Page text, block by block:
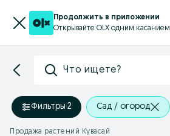
Продолжить в приложении
Открывайте OLX одним касанием
Что ищете?
Фильтры·2 Сад / огород
Продажа растений Кувасай